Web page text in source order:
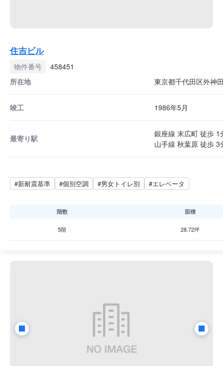
住吉ビル
物件番号
458451
所在地
東京都千代田区外神
竣工 1986年5月
最寄り駅
銀座線 末広町 徒歩 1
山手線 秋葉原 徒歩 3
#新耐震基準 #個別空調 #男女トイレ別 #エレベータ
階数 面積
5階 28.72坪